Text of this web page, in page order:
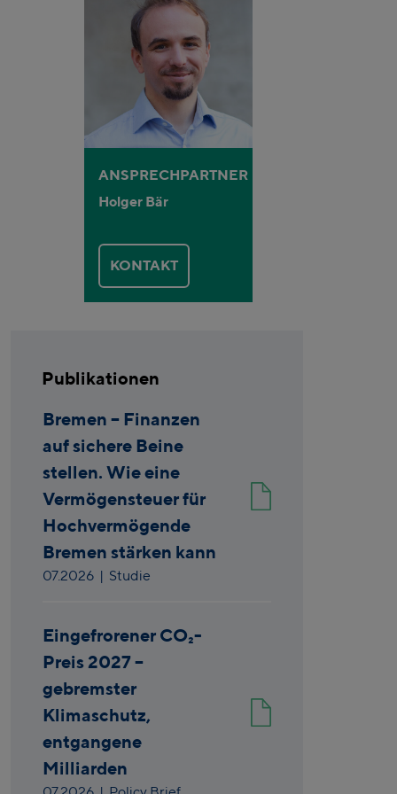
ANSPRECHPARTNER
Holger Bär
KONTAKT
Publikationen
Bremen – Finanzen
auf sichere Beine
stellen. Wie eine
Vermögensteuer für
Hochvermögende
Bremen stärken kann
07.2026 | Studie
Eingefrorener CO₂-
Preis 2027 –
gebremster
Klimaschutz,
entgangene
Milliarden